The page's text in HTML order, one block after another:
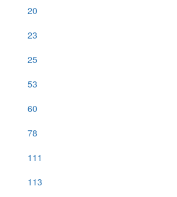
20
23
25
53
60
78
111
113